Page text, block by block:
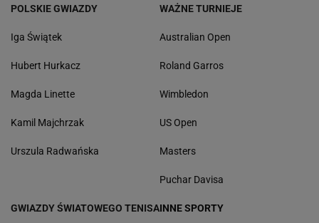
POLSKIE GWIAZDY
Iga Świątek
Hubert Hurkacz
Magda Linette
Kamil Majchrzak
Urszula Radwańska
WAŻNE TURNIEJE
Australian Open
Roland Garros
Wimbledon
US Open
Masters
Puchar Davisa
GWIAZDY ŚWIATOWEGO TENISAINNE SPORTY